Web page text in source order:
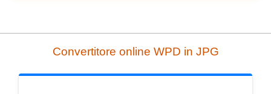
Convertitore online WPD in JPG